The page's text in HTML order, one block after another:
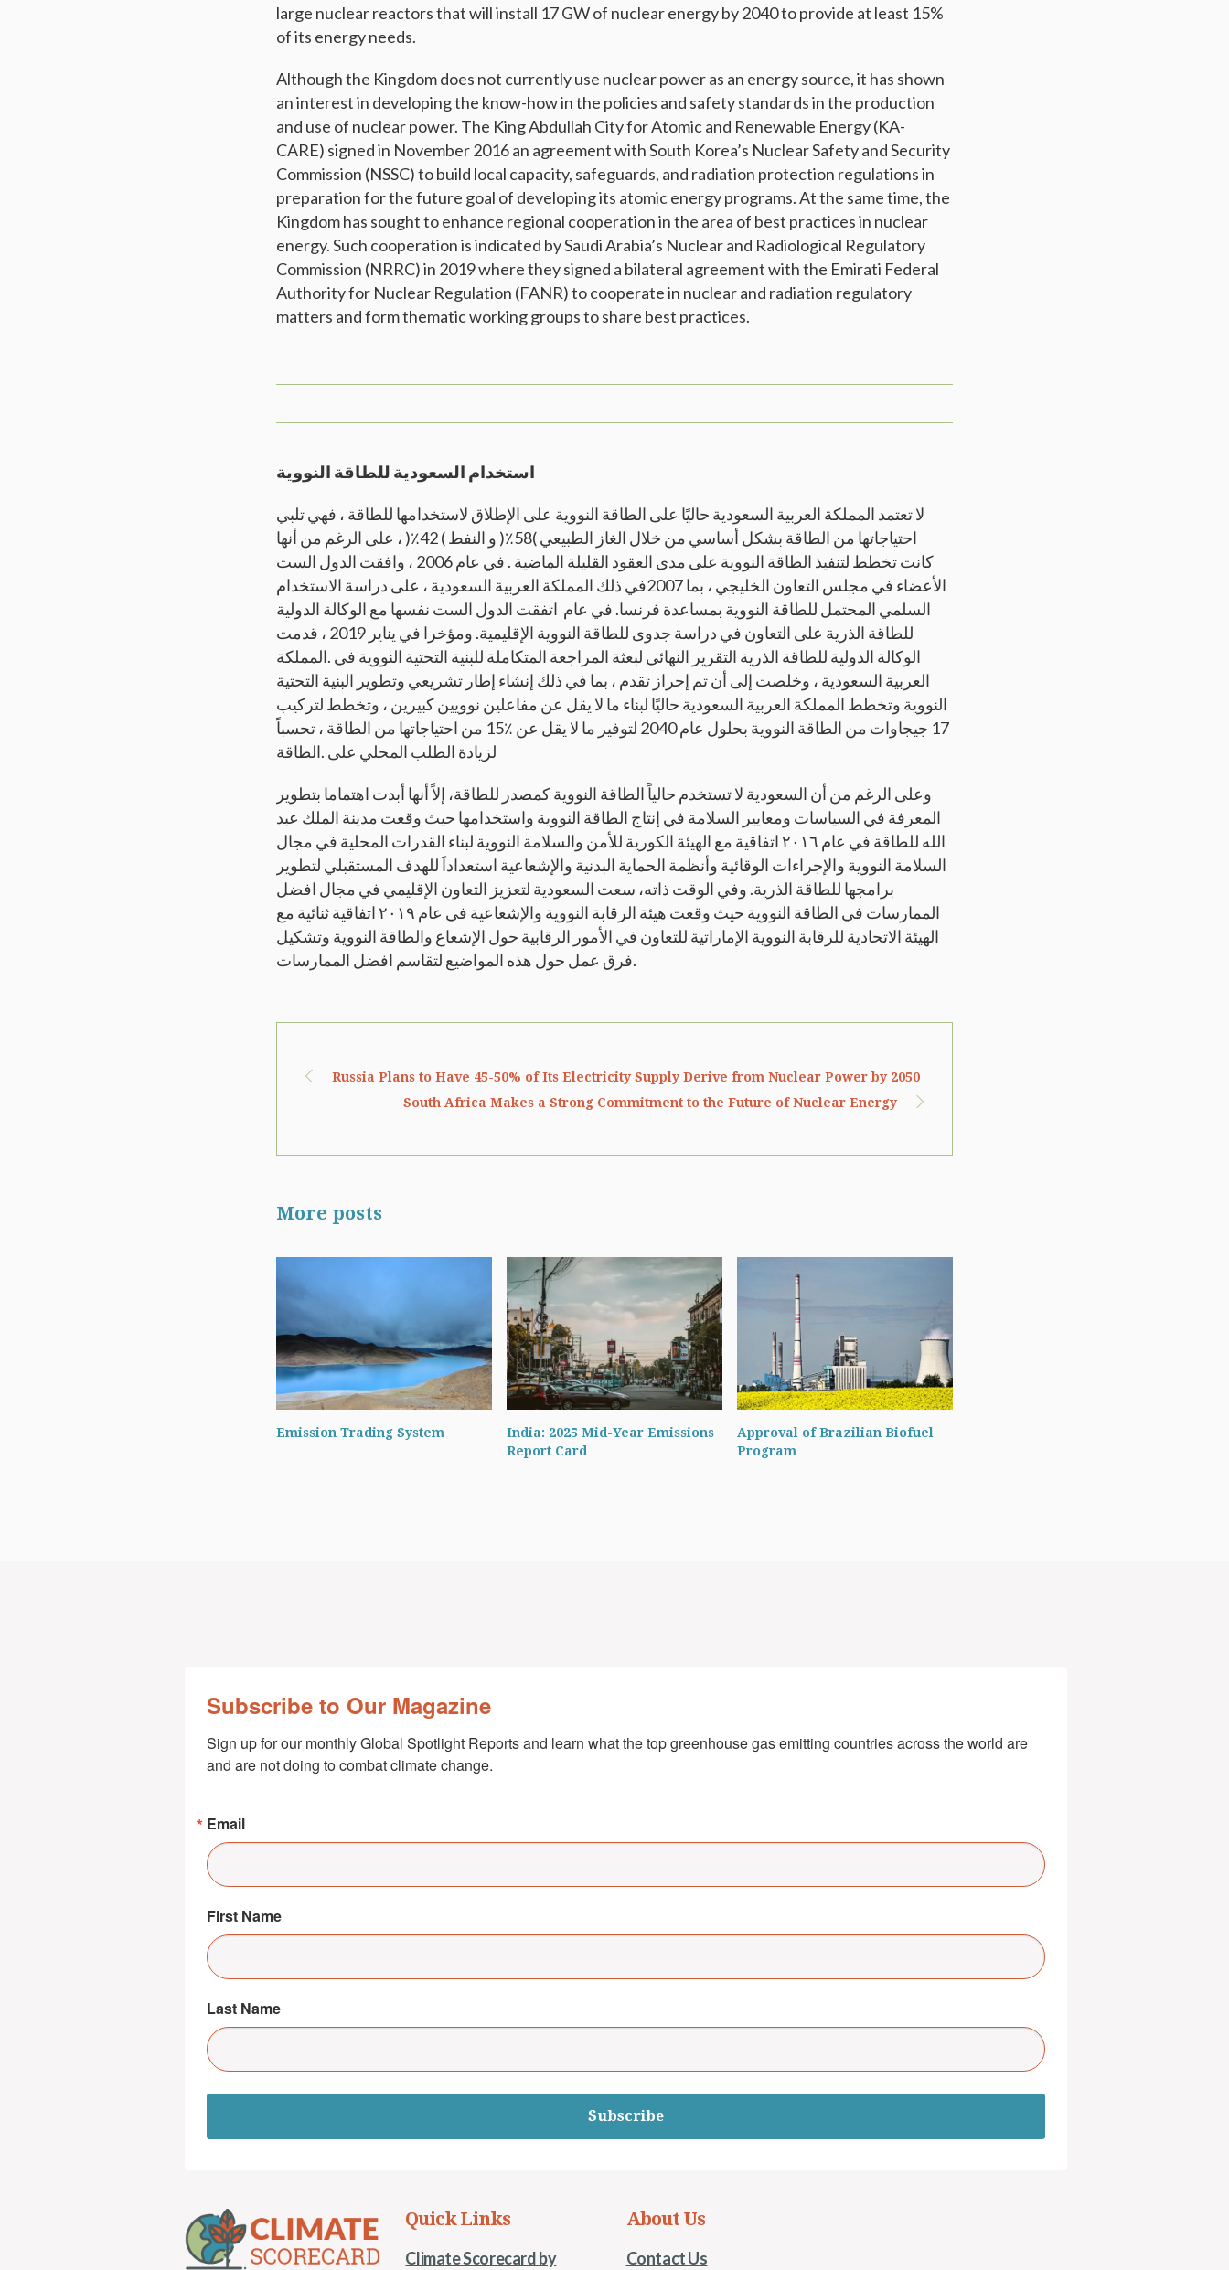
large nuclear reactors that will install 17 GW of nuclear energy by 2040 to provide at least 15%
of its energy needs.
Although the Kingdom does not currently use nuclear power as an energy source, it has shown
an interest in developing the know-how in the policies and safety standards in the production
and use of nuclear power. The King Abdullah City for Atomic and Renewable Energy (KA-
CARE) signed in November 2016 an agreement with South Korea’s Nuclear Safety and Security
Commission (NSSC) to build local capacity, safeguards, and radiation protection regulations in
preparation for the future goal of developing its atomic energy programs. At the same time, the
Kingdom has sought to enhance regional cooperation in the area of best practices in nuclear
energy. Such cooperation is indicated by Saudi Arabia’s Nuclear and Radiological Regulatory
Commission (NRRC) in 2019 where they signed a bilateral agreement with the Emirati Federal
Authority for Nuclear Regulation (FANR) to cooperate in nuclear and radiation regulatory
matters and form thematic working groups to share best practices.
استخدام السعودية للطاقة النووية
لا تعتمد المملكة العربية السعودية حاليًا على الطاقة النووية على الإطلاق لاستخدامها للطاقة ، فهي تلبي
احتياجاتها من الطاقة بشكل أساسي من خلال الغاز الطبيعي )58٪( و النفط ) 42٪( ، على الرغم من أنها
كانت تخطط لتنفيذ الطاقة النووية على مدى العقود القليلة الماضية . في عام 2006 ، وافقت الدول الست
الأعضاء في مجلس التعاون الخليجي ، بما 2007في ذلك المملكة العربية السعودية ، على دراسة الاستخدام
السلمي المحتمل للطاقة النووية بمساعدة فرنسا. في عام اتفقت الدول الست نفسها مع الوكالة الدولية
للطاقة الذرية على التعاون في دراسة جدوى للطاقة النووية الإقليمية. ومؤخرا في يناير 2019 ، قدمت
الوكالة الدولية للطاقة الذرية التقرير النهائي لبعثة المراجعة المتكاملة للبنية التحتية النووية في .المملكة
العربية السعودية ، وخلصت إلى أن تم إحراز تقدم ، بما في ذلك إنشاء إطار تشريعي وتطوير البنية التحتية
النووية وتخطط المملكة العربية السعودية حاليًا لبناء ما لا يقل عن مفاعلين نوويين كبيرين ، وتخطط لتركيب
17 جيجاوات من الطاقة النووية بحلول عام 2040 لتوفير ما لا يقل عن ٪15 من احتياجاتها من الطاقة ، تحسباً
لزيادة الطلب المحلي على .الطاقة
وعلى الرغم من أن السعودية لا تستخدم حالياً الطاقة النووية كمصدر للطاقة، إلاً أنها أبدت اهتماما بتطوير
المعرفة في السياسات ومعايير السلامة في إنتاج الطاقة النووية واستخدامها حيث وقعت مدينة الملك عبد
الله للطاقة في عام ٢٠١٦ اتفاقية مع الهيئة الكورية للأمن والسلامة النووية لبناء القدرات المحلية في مجال
السلامة النووية والإجراءات الوقائية وأنظمة الحماية البدنية والإشعاعية استعداداَ للهدف المستقبلي لتطوير
برامجها للطاقة الذرية. وفي الوقت ذاته، سعت السعودية لتعزيز التعاون الإقليمي في مجال افضل
الممارسات في الطاقة النووية حيث وقعت هيئة الرقابة النووية والإشعاعية في عام ٢٠١٩ اتفاقية ثنائية مع
الهيئة الاتحادية للرقابة النووية الإماراتية للتعاون في الأمور الرقابية حول الإشعاع والطاقة النووية وتشكيل
فرق عمل حول هذه المواضيع لتقاسم افضل الممارسات.
Russia Plans to Have 45-50% of Its Electricity Supply Derive from Nuclear Power by 2050
South Africa Makes a Strong Commitment to the Future of Nuclear Energy
More posts
Emission Trading System
India: 2025 Mid-Year Emissions
Report Card
Approval of Brazilian Biofuel
Program
Subscribe to Our Magazine
Sign up for our monthly Global Spotlight Reports and learn what the top greenhouse gas emitting countries across the world are
and are not doing to combat climate change.
Email
First Name
Last Name
Subscribe
Quick Links
Climate Scorecard by
About Us
Contact Us